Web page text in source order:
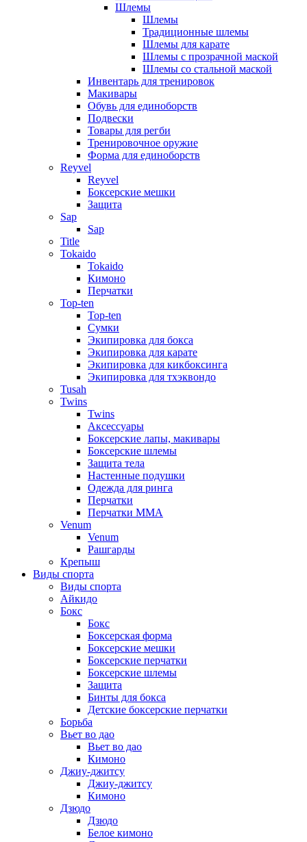
Шлемы
Шлемы
Традиционные шлемы
Шлемы для карате
Шлемы с прозрачной маской
Шлемы со стальной маской
Инвентарь для тренировок
Макивары
Обувь для единоборств
Подвески
Товары для регби
Тренировочное оружие
Форма для единоборств
Reyvel
Reyvel
Боксерские мешки
Защита
Sap
Sap
Title
Tokaido
Tokaido
Кимоно
Перчатки
Top-ten
Top-ten
Сумки
Экипировка для бокса
Экипировка для карате
Экипировка для кикбоксинга
Экипировка для тхэквондо
Tusah
Twins
Twins
Аксессуары
Боксерские лапы, макивары
Боксерские шлемы
Защита тела
Настенные подушки
Одежда для ринга
Перчатки
Перчатки MMA
Venum
Venum
Рашгарды
Крепыш
Виды спорта
Виды спорта
Айкидо
Бокс
Бокс
Боксерская форма
Боксерские мешки
Боксерские перчатки
Боксерские шлемы
Защита
Бинты для бокса
Детские боксерские перчатки
Борьба
Вьет во дао
Вьет во дао
Кимоно
Джиу-джитсу
Джиу-джитсу
Кимоно
Дзюдо
Дзюдо
Белое кимоно